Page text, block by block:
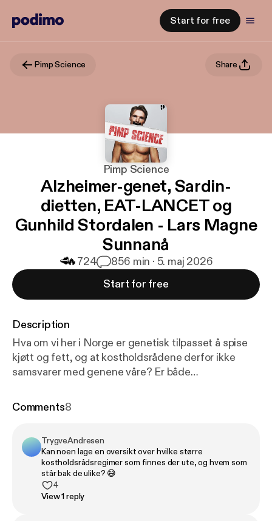
Start for free
Pimp Science Share
Pimp Science
Alzheimer-genet, Sardin-
dietten, EAT-LANCET og
Gunhild Stordalen - Lars Magne
Sunnanå
🥩🔥724 856 min · 5. maj 2026
Start for free
Description
Hva om vi her i Norge er genetisk tilpasset å spise
kjøtt og fett, og at kostholdsrådene derfor ikke
samsvarer med genene våre? Er både
Stordalen i spissen, og media på helt feil spor når de
Comments8
TrygveAndresen
Kan noen lage en oversikt over hvilke større
kostholdsrådsregimer som finnes der ute, og hvem som
står bak de ulike? 😅
4
View 1 reply